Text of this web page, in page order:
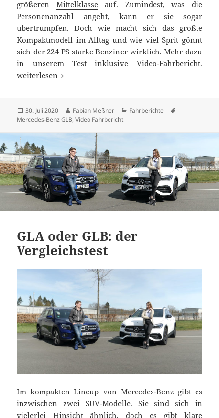
größeren Mittelklasseauf. Zumindest, was die
Personenanzahl angeht, kann er sie sogar
übertrumpfen. Doch wie macht sich das größte
Kompaktmodell im Alltag und wie viel Sprit gönnt
sich der 224 PS starke Benziner wirklich. Mehr dazu
in unserem Test inklusive Video-Fahrbericht.
Mercedes-Benz GLB 250 4MATIC Test: ein echter Mini-G?
weiterlesen
Veröffentlicht
am
30. Juli 2020 Autor
Fabian Meßner Kategorien
Fahrberichte
Mercedes-Benz GLB,Video Fahrbericht
GLA oder GLB: der
Vergleichstest
Im kompakten Lineup von Mercedes-Benz gibt es
inzwischen zwei SUV-Modelle. Sie sind sich in
vielerlei Hinsicht ähnlich, doch es gibt klare